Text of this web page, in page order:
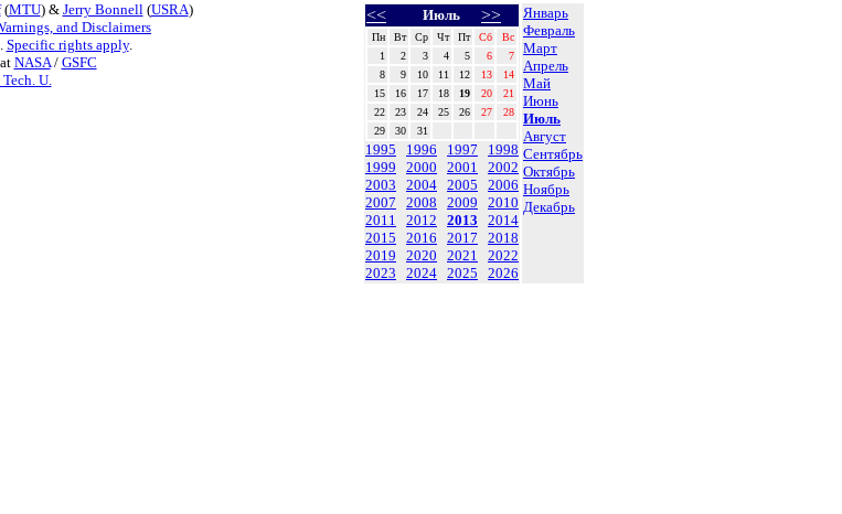
<< Июль >>
Пн Вт Ср Чт Пт Сб
Вс
1
2 3 4 5 6
7
8
9 10 11 12 13
14
15
16 17 18 19 20
21
22
23 24 25 26 27
28
29
30 31
1995 1996 1997
1998
1999
2000 2001
2002
2003
2004 2005
2006
2007
2008 2009
2010
2011
2012 2013
2014
2015
2016 2017
2018
2019
2020 2021
2022
2023
2024 2025 2026
Январь
Февраль
Март
Апрель
Май
Июнь
Июль
Август
Сентябрь
Октябрь
Ноябрь
Декабрь
(MTU) & Jerry Bonnell(USRA)
and Disclaimers
Specific rights apply.
NASA/ GSFC
U.